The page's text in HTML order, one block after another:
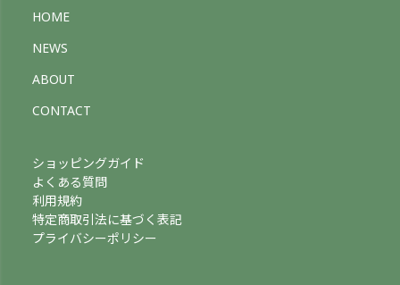
HOME
NEWS
ABOUT
CONTACT
ショッピングガイド
よくある質問
利用規約
特定商取引法に基づく表記
プライバシーポリシー